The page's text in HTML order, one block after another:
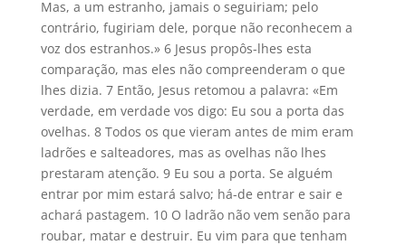
Mas, a um estranho, jamais o seguiriam; pelo
contrário, fugiriam dele, porque não reconhecem a
voz dos estranhos.» 6 Jesus propôs-lhes esta
comparação, mas eles não compreenderam o que
lhes dizia. 7 Então, Jesus retomou a palavra: «Em
verdade, em verdade vos digo: Eu sou a porta das
ovelhas. 8 Todos os que vieram antes de mim eram
ladrões e salteadores, mas as ovelhas não lhes
prestaram atenção. 9 Eu sou a porta. Se alguém
entrar por mim estará salvo; há-de entrar e sair e
achará pastagem. 10 O ladrão não vem senão para
roubar, matar e destruir. Eu vim para que tenham